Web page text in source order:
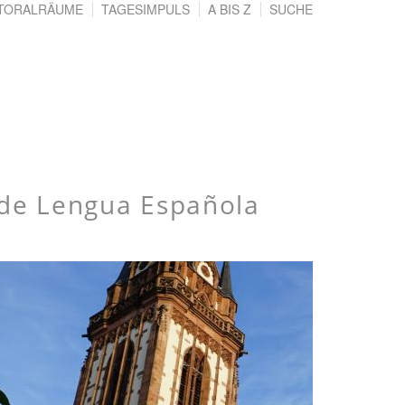
TAGESIMPULS A BIS Z SUCHE
Lengua Española